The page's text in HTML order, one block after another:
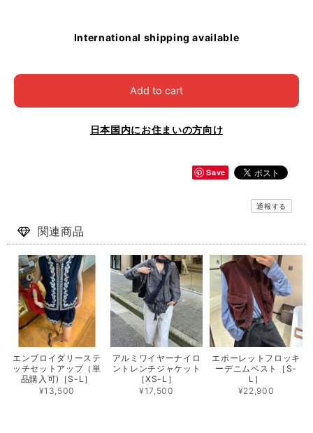
International shipping available
Add to cart
日本国内にお住まいの方向け
Save
通報する
関連商品
エンブロイダリーステ
ッチセットアップ（単
品購入可)［S-L］
¥13,500
アルミワイヤーナイロ
ントレンチジャケット
［XS-L］
¥17,500
エポーレットフロッキ
ーデニムベスト［S-
L］
¥22,900